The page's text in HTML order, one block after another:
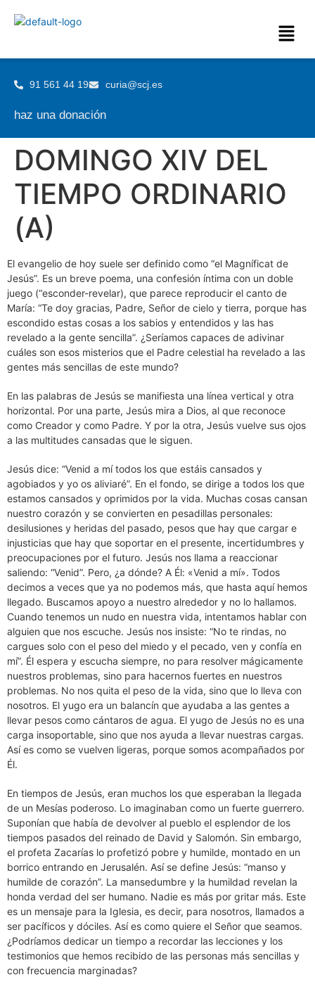
91 561 44 19 curia@scj.es
haz una donación
DOMINGO XIV DEL
TIEMPO ORDINARIO
(A)
El evangelio de hoy suele ser definido como “el Magníficat de
Jesús”. Es un breve poema, una confesión íntima con un doble
juego (“esconder-revelar), que parece reproducir el canto de
María: “Te doy gracias, Padre, Señor de cielo y tierra, porque has
escondido estas cosas a los sabios y entendidos y las has
revelado a la gente sencilla”. ¿Seríamos capaces de adivinar
cuáles son esos misterios que el Padre celestial ha revelado a las
gentes más sencillas de este mundo?
En las palabras de Jesús se manifiesta una línea vertical y otra
horizontal. Por una parte, Jesús mira a Dios, al que reconoce
como Creador y como Padre. Y por la otra, Jesús vuelve sus ojos
a las multitudes cansadas que le siguen.
Jesús dice: “Venid a mí todos los que estáis cansados y
agobiados y yo os aliviaré”. En el fondo, se dirige a todos los que
estamos cansados y oprimidos por la vida. Muchas cosas cansan
nuestro corazón y se convierten en pesadillas personales:
desilusiones y heridas del pasado, pesos que hay que cargar e
injusticias que hay que soportar en el presente, incertidumbres y
preocupaciones por el futuro. Jesús nos llama a reaccionar
saliendo: “Venid”. Pero, ¿a dónde? A Él: «Venid a mí». Todos
decimos a veces que ya no podemos más, que hasta aquí hemos
llegado. Buscamos apoyo a nuestro alrededor y no lo hallamos.
Cuando tenemos un nudo en nuestra vida, intentamos hablar con
alguien que nos escuche. Jesús nos insiste: “No te rindas, no
cargues solo con el peso del miedo y el pecado, ven y confía en
mí”. Él espera y escucha siempre, no para resolver mágicamente
nuestros problemas, sino para hacernos fuertes en nuestros
problemas. No nos quita el peso de la vida, sino que lo lleva con
nosotros. El yugo era un balancín que ayudaba a las gentes a
llevar pesos como cántaros de agua. El yugo de Jesús no es una
carga insoportable, sino que nos ayuda a llevar nuestras cargas.
Así es como se vuelven ligeras, porque somos acompañados por
Él.
En tiempos de Jesús, eran muchos los que esperaban la llegada
de un Mesías poderoso. Lo imaginaban como un fuerte guerrero.
Suponían que había de devolver al pueblo el esplendor de los
tiempos pasados del reinado de David y Salomón. Sin embargo,
el profeta Zacarías lo profetizó pobre y humilde, montado en un
borrico entrando en Jerusalén. Así se define Jesús: “manso y
humilde de corazón”. La mansedumbre y la humildad revelan la
honda verdad del ser humano. Nadie es más por gritar más. Este
es un mensaje para la Iglesia, es decir, para nosotros, llamados a
ser pacíficos y dóciles. Así es como quiere el Señor que seamos.
¿Podríamos dedicar un tiempo a recordar las lecciones y los
testimonios que hemos recibido de las personas más sencillas y
con frecuencia marginadas?